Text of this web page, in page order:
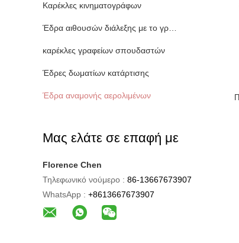
Καρέκλες κινηματογράφων
καρέκλες γραφείων σπουδαστών
Έδρες δωματίων κατάρτισης
Έδρα αναμονής αερολιμένων
Μας ελάτε σε επαφή με
Florence Chen
Τηλεφωνικό νούμερο : 86-13667673907
WhatsApp : +8613667673907